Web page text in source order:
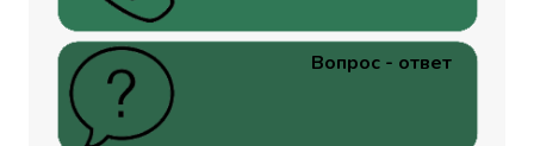
Вопрос - ответ